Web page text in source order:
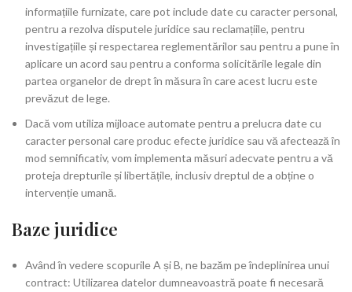
informațiile furnizate, care pot include date cu caracter personal,
pentru a rezolva disputele juridice sau reclamațiile, pentru
investigațiile și respectarea reglementărilor sau pentru a pune în
aplicare un acord sau pentru a conforma solicitările legale din
partea organelor de drept în măsura în care acest lucru este
prevăzut de lege.
Dacă vom utiliza mijloace automate pentru a prelucra date cu
caracter personal care produc efecte juridice sau vă afectează în
mod semnificativ, vom implementa măsuri adecvate pentru a vă
proteja drepturile și libertățile, inclusiv dreptul de a obține o
intervenție umană.
Baze juridice
Având în vedere scopurile A și B, ne bazăm pe îndeplinirea unui
contract: Utilizarea datelor dumneavoastră poate fi necesară